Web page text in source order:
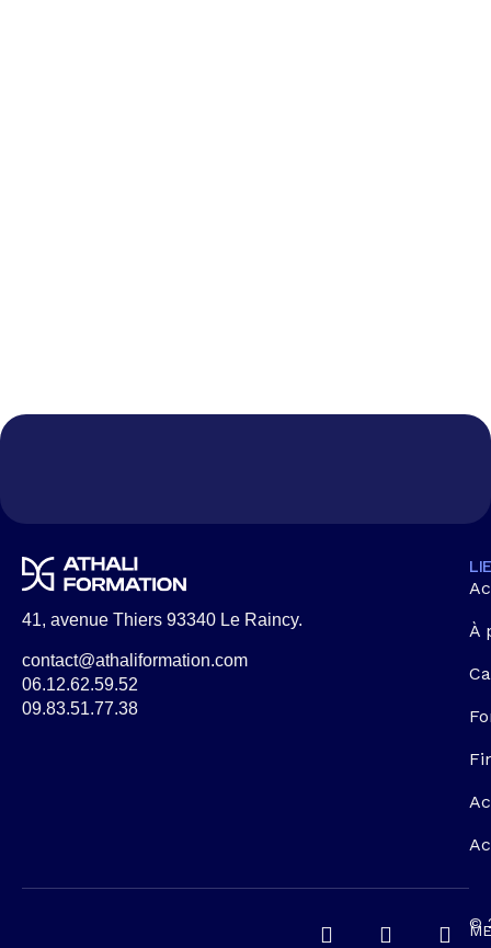
41, avenue Thiers 93340 Le Raincy.
contact@athaliformation.com
06.12.62.59.52
09.83.51.77.38
À
©